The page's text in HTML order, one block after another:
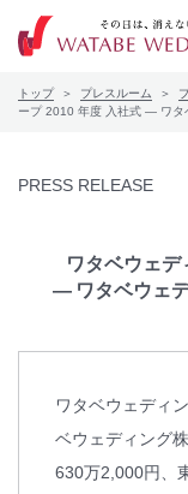
プレスルーム
お問合せ
ワタベウェディン
スサイト
トップ プレスルーム
ープ 2010 年度 入社式 ― ワタ
PRESS RELEASE
ワタベウェデ
― ワタベウェ
ワタベウェディ
ベウェディング
630万2,000円、